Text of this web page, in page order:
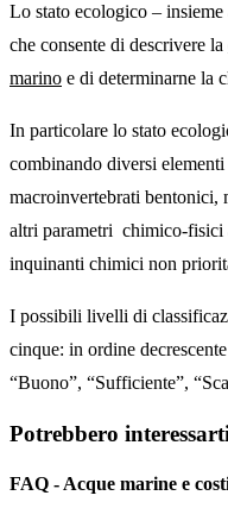
Lo stato ecologico –
che consente di descrivere la
marino e di determinarne la
In particolare lo stato
combinando diversi
macroinvertebrati bentonici,
altri parametri chimico-fisici
inquinanti chimici non
I possibili livelli di
cinque: in ordine
“Buono”, “Sufficiente”,
Potrebbero
FAQ - Acque marine e